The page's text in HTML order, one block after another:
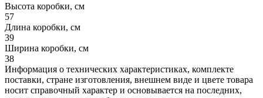
Высота коробки, см
57
Длина коробки, см
39
Ширина коробки, см
38
Информация о технических характеристиках, комплекте
поставки, стране изготовления, внешнем виде и цвете товара
носит справочный характер и основывается на последних,